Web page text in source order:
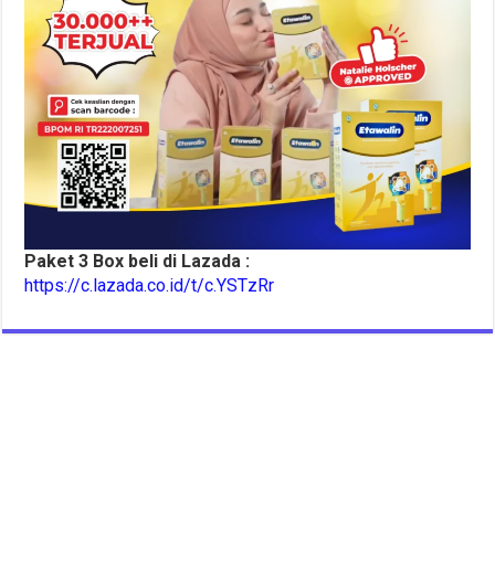
Paket 3 Box beli di Lazada :
https://c.lazada.co.id/t/c.YSTzRr